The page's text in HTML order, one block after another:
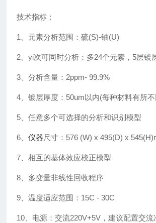
技术指标：
1、元素分析范围：硫(S)-铀(U)
2、yi次可同时分析：多24个元素，5层镀
3、分析含量：2ppm- 99.9%
4、镀层厚度：50um以内(每种材料有所
5、任意多个可选择的分析和识别模型
6、仪器尺寸：576 (W) x 495(D) x
7、相互的基体效应校正模型
8、多变量非线性回收程序
9、温度适应范围：15C - 30C
10、电源：交流220V+5V，建议配置交